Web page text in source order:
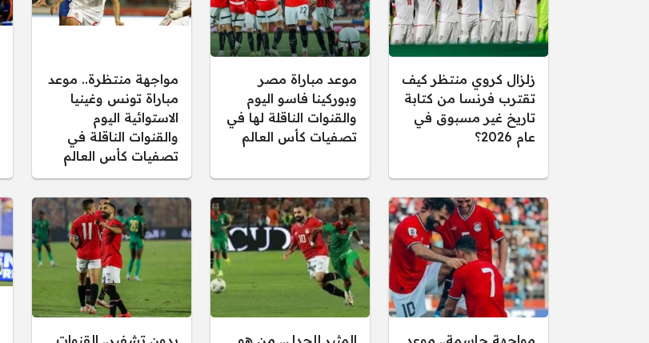
زلزال كروي منتظر كيف
تقترب فرنسا من كتابة
تاريخ غير مسبوق في
عام 2026؟
موعد مباراة مصر
وبوركينا فاسو اليوم
والقنوات الناقلة لها في
تصفيات كأس العالم
مواجهة منتظرة.. موعد
مباراة تونس وغينيا
الاستوائية اليوم
والقنوات الناقلة في
تصفيات كأس العالم